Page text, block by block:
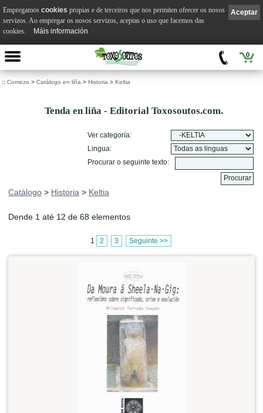
0
:: Comezo > Catálogo en liña > Historia > Keltia
Tenda en liña - Editorial Toxosoutos.com.
Ver categoría:
Lingua:
Procurar o seguinte texto:
Catálogo > Historia > Keltia
Dende 1 até 12 de 68 elementos
1 2 3 Seguinte >>
Aceptar
Empregamos cookies propias e de terceiros que nos permiten ofrecer os nosos
servizos. Ao empregar os nosos servizos, aceptas o uso que facemos das
cookies.
Máis información